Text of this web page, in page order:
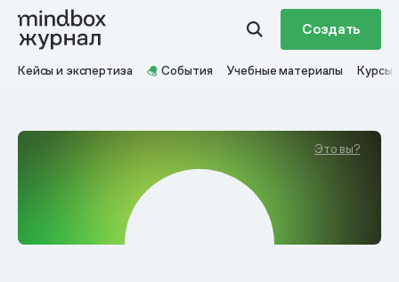
Создать
Кейсы и экспертиза События Учебные материалы Курсы
Это вы?